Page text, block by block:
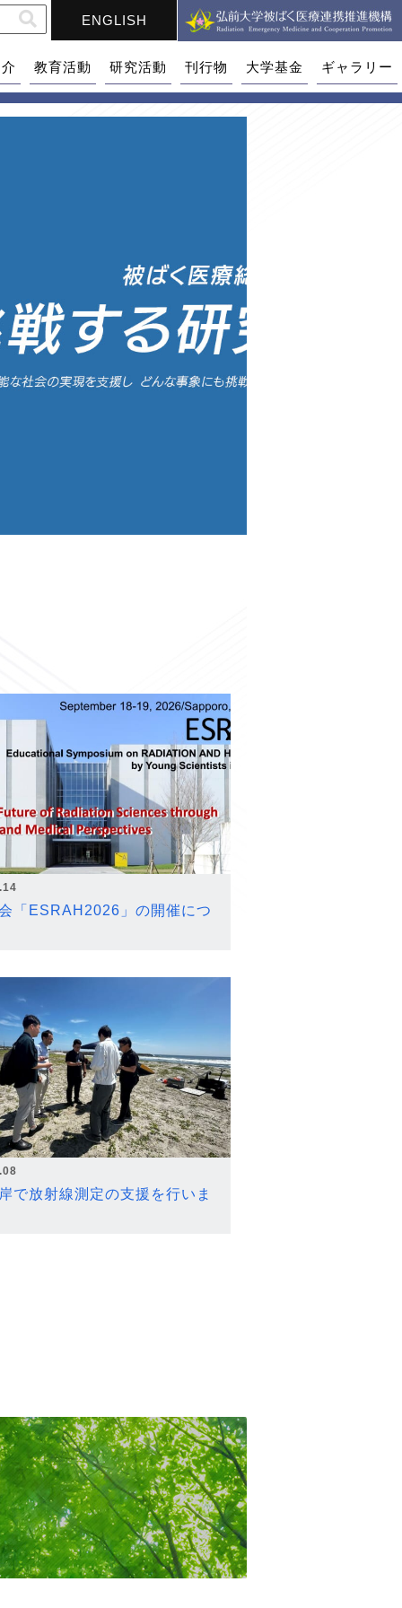
ENGLISH
教育活動 研究活動 刊行物 大学基金 ギャラリー
「ESRAH2026」の開催につ
で放射線測定の支援を行いま